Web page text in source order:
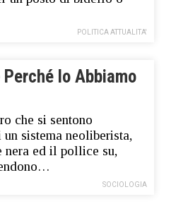
POLITICA ATTUALITA'
lo Abbiamo
che si sentono
sistema neoliberista,
ed il pollice su,
SOCIOLOGIA